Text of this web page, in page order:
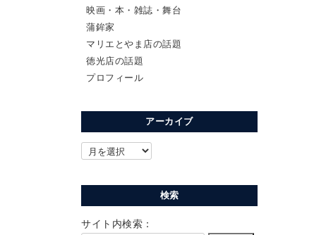
映画・本・雑誌・舞台
蒲鉾家
マリエとやま店の話題
徳光店の話題
プロフィール
アーカイブ
検索
サイト内検索：